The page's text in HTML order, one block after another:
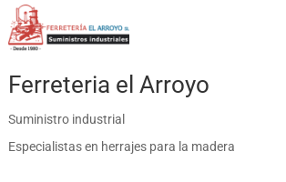
Ferreteria el Arroyo
Suministro industrial
Especialistas en herrajes para la madera